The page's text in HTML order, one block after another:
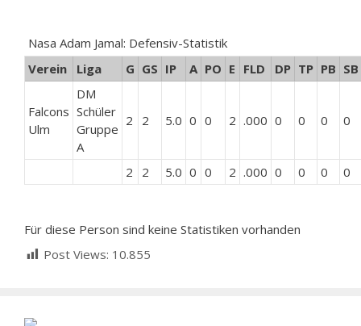
Nasa Adam Jamal: Defensiv-Statistik
Verein
Liga G GS IP A PO E FLD DP TP PB SB
Falcons
Ulm
DM
Schüler
Gruppe
A
2 2 5.0 0 0 2 .000 0 0 0 0
2 2 5.0 0 0 2 .000 0 0 0 0
Für diese Person sind keine Statistiken vorhanden
Post Views: 10.855